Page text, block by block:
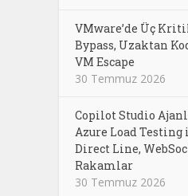
VMware’de Üç
Bypass, Uzaktan
VM Escape
30 Temmuz 2026
Copilot Studio
Azure Load Testing
Direct Line,
Rakamlar
30 Temmuz 2026